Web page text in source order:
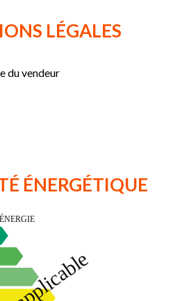
LÉGALES
du vendeur
ÉNERGÉTIQUE